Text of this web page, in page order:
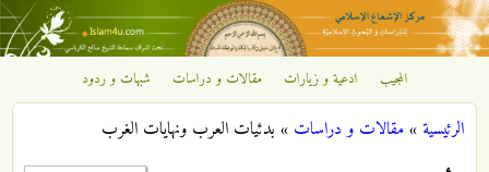
تجاوز إلى المحتوى الرئيسي
مركز
المجيب ادعية و زيارات مقالات و دراسات شبهات و ردود
أنت هنا
الرئيسية»مقالات و دراسات » بدئيات العرب ونهايات الغرب